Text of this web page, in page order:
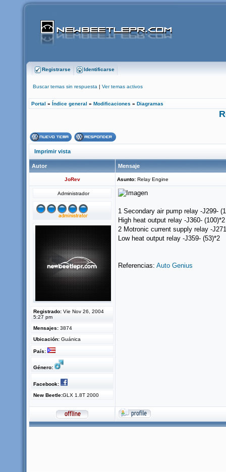
Registrarse Identificarse
Buscar temas sin respuesta | Ver temas activos
Portal » Índice general » Modificaciones » Diagramas
Imprimir vista
Autor Mensaje
JoRev Asunto: Relay Engine
Administrador
Registrado: Vie Nov 26, 2004
5:27 pm
Mensajes: 3874
Ubicación: Guánica
País:
Género:
Facebook:
New Beetle:GLX 1.8T 2000
1 Secondary air pump relay -J299-
High heat output relay -J360- (100)*2
2 Motronic current supply relay -
Low heat output relay -J359- (53)*2
Referencias: Auto Genius